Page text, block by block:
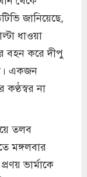
জানিয়েছে,
ধাওয়া
বহন করে দীপু
একজন
না
তলব
মঙ্গলবার
ভার্মাকে